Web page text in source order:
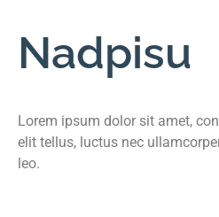
Nadpisu
Lorem ipsum dolor sit amet,
elit tellus, luctus nec
leo.